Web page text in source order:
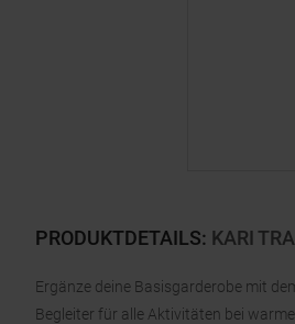
PRODUKTDETAILS: KARI
Ergänze deine Basisgarderobe mit
Begleiter für alle Aktivitäten bei